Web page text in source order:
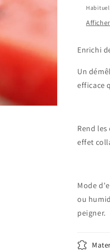
Enrichi
Un
efficace
Rend
effet
Mode
ou
peigner.